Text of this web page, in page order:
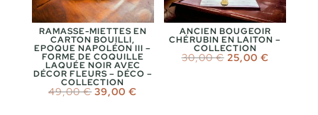
RAMASSE-MIETTES EN
CARTON BOUILLI,
EPOQUE NAPOLÉON III –
FORME DE COQUILLE
LAQUÉE NOIR AVEC
DÉCOR FLEURS – DÉCO –
COLLECTION
49,00€ Le
prix
39,00€
ANCIEN BOUGEOIR
CHÉRUBIN EN LAITON –
COLLECTION
30,00€ Le
prix
25,00 €Le